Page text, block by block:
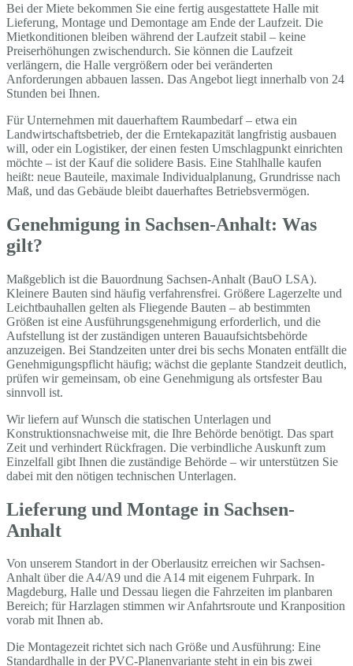
Bei der Miete bekommen Sie eine fertig ausgestattete Halle mit
Lieferung, Montage und Demontage am Ende der Laufzeit. Die
Mietkonditionen bleiben während der Laufzeit stabil – keine
Preiserhöhungen zwischendurch. Sie können die Laufzeit
verlängern, die Halle vergrößern oder bei veränderten
Anforderungen abbauen lassen. Das Angebot liegt innerhalb von 24
Stunden bei Ihnen.
Für Unternehmen mit dauerhaftem Raumbedarf – etwa ein
Landwirtschaftsbetrieb, der die Erntekapazität langfristig ausbauen
will, oder ein Logistiker, der einen festen Umschlagpunkt einrichten
möchte – ist der Kauf die solidere Basis. Eine Stahlhalle kaufen
heißt: neue Bauteile, maximale Individualplanung, Grundrisse nach
Maß, und das Gebäude bleibt dauerhaftes Betriebsvermögen.
Genehmigung in Sachsen-Anhalt: Was
gilt?
Maßgeblich ist die Bauordnung Sachsen-Anhalt (BauO LSA).
Kleinere Bauten sind häufig verfahrensfrei. Größere Lagerzelte und
Leichtbauhallen gelten als Fliegende Bauten – ab bestimmten
Größen ist eine Ausführungsgenehmigung erforderlich, und die
Aufstellung ist der zuständigen unteren Bauaufsichtsbehörde
anzuzeigen. Bei Standzeiten unter drei bis sechs Monaten entfällt die
Genehmigungspflicht häufig; wächst die geplante Standzeit deutlich,
prüfen wir gemeinsam, ob eine Genehmigung als ortsfester Bau
sinnvoll ist.
Wir liefern auf Wunsch die statischen Unterlagen und
Konstruktionsnachweise mit, die Ihre Behörde benötigt. Das spart
Zeit und verhindert Rückfragen. Die verbindliche Auskunft zum
Einzelfall gibt Ihnen die zuständige Behörde – wir unterstützen Sie
dabei mit den nötigen technischen Unterlagen.
Lieferung und Montage in Sachsen-
Anhalt
Von unserem Standort in der Oberlausitz erreichen wir Sachsen-
Anhalt über die A4/A9 und die A14 mit eigenem Fuhrpark. In
Magdeburg, Halle und Dessau liegen die Fahrzeiten im planbaren
Bereich; für Harzlagen stimmen wir Anfahrtsroute und Kranposition
vorab mit Ihnen ab.
Die Montagezeit richtet sich nach Größe und Ausführung: Eine
Standardhalle in der PVC-Planenvariante steht in ein bis zwei